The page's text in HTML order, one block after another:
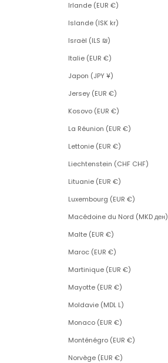
Irlande (EUR €)
Islande (ISK kr)
Israël (ILS ₪)
Italie (EUR €)
Japon (JPY ¥)
Jersey (EUR €)
Kosovo (EUR €)
La Réunion (EUR €)
Lettonie (EUR €)
Liechtenstein (CHF CHF)
Lituanie (EUR €)
Luxembourg (EUR €)
Macédoine du Nord (MKD ден)
Malte (EUR €)
Maroc (EUR €)
Martinique (EUR €)
Mayotte (EUR €)
Moldavie (MDL L)
Monaco (EUR €)
Monténégro (EUR €)
Norvège (EUR €)